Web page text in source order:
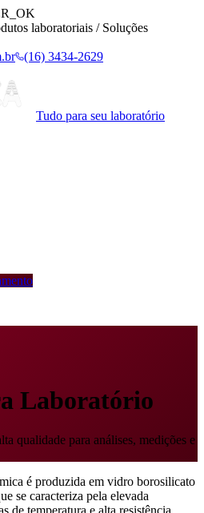
laboratoriais / Soluções
(16) 3434-2629
Tudo para seu laboratório
Laboratório
qualidade para análises, medições e
é produzida em vidro borosilicato
se caracteriza pela elevada
de temperatura e alta resistência